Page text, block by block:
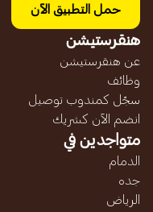
حمل التطبيق الآن
هنقرستيشن
عن هنقرستيشن
وظائف
سجّل كمندوب توصيل
انضم الآن كشريك
متواجدين في
الدمام
جده
الرياض